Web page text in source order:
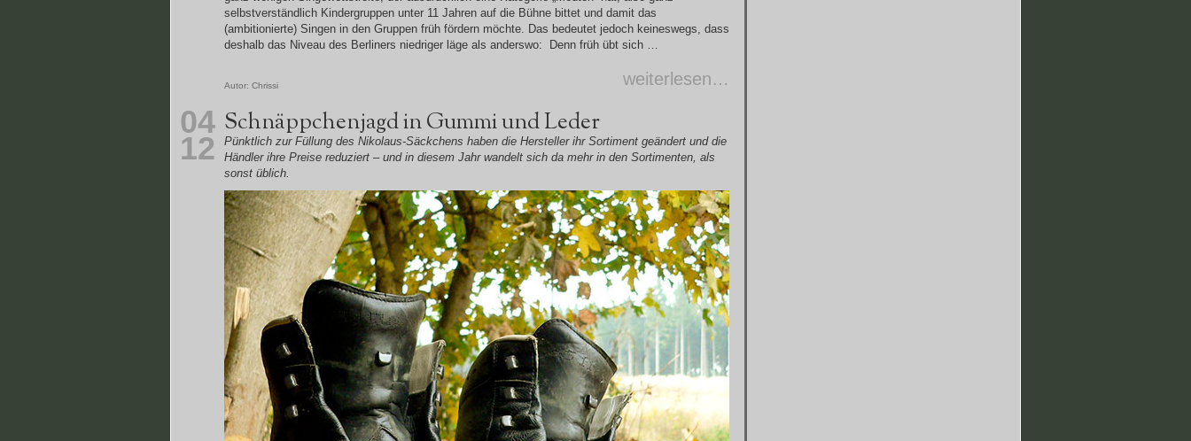
selbstverständlich Kindergruppen unter 11 Jahren auf die Bühne bittet und damit das
(ambitionierte) Singen in den Gruppen früh fördern möchte. Das bedeutet jedoch keineswegs, dass
deshalb das Niveau des Berliners niedriger läge als anderswo: Denn früh übt sich …
weiterlesen…
Autor: Chrissi
04
12
Schnäppchenjagd in Gummi und Leder
Pünktlich zur Füllung des Nikolaus-Säckchens haben die Hersteller ihr Sortiment geändert und die
Händler ihre Preise reduziert – und in diesem Jahr wandelt sich da mehr in den Sortimenten, als
sonst üblich.